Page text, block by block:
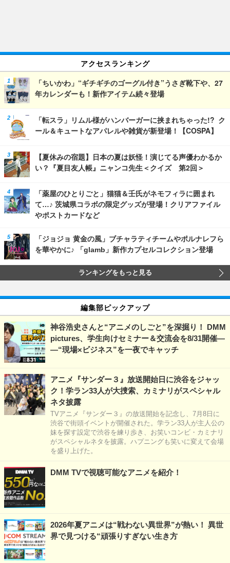
アクセスランキング
「ちいかわ」“ギチギチのゴーグル付き”うさぎ靴下や、27
年カレンダーも！新作アイテム続々登場
「転スラ」リムル様がハンバーガーに挟まれちゃった!? ク
ール＆キュートなアパレルや雑貨が新登場！【COSPA】
【夏休みの宿題】日本の夏は妖怪！演じてる声優わかるか
い？『夏目友人帳』ニャンコ先生＜クイズ 第2回＞
「薬屋のひとりごと」猫猫＆壬氏がネモフィラに囲まれ
て…♪ 茨城県コラボの限定グッズが登場！クリアファイル
やポストカードなど
「ジョジョ 黄金の風」ブチャラティチームやポルナレフら
を華やかに♪ 「glamb」新作カプセルコレクション登場
ランキングをもっと見る
編集部ピックアップ
神谷浩史さんと“アニメのしごと”を深掘り！ DMM
pictures、学生向けセミナー＆交流会を8/31開催―
―“現場×ビジネス”を一夜でキャッチ
アニメ『サンダー３』放送開始日に渋谷をジャッ
ク！学ラン33人が大捜索、カミナリがスペシャル
ネタ披露
TVアニメ『サンダー３』の放送開始を記念し、7月8日に
渋谷で街頭イベントが開催された。学ラン33人が主人公の
妹を探す設定で渋谷を練り歩き、お笑いコンビ・カミナリ
がスペシャルネタを披露。ハプニングも笑いに変えて会場
を盛り上げた。
DMM TVで視聴可能なアニメを紹介！
2026年夏アニメは“戦わない異世界”が熱い！ 異世
界で見つける“頑張りすぎない生き方